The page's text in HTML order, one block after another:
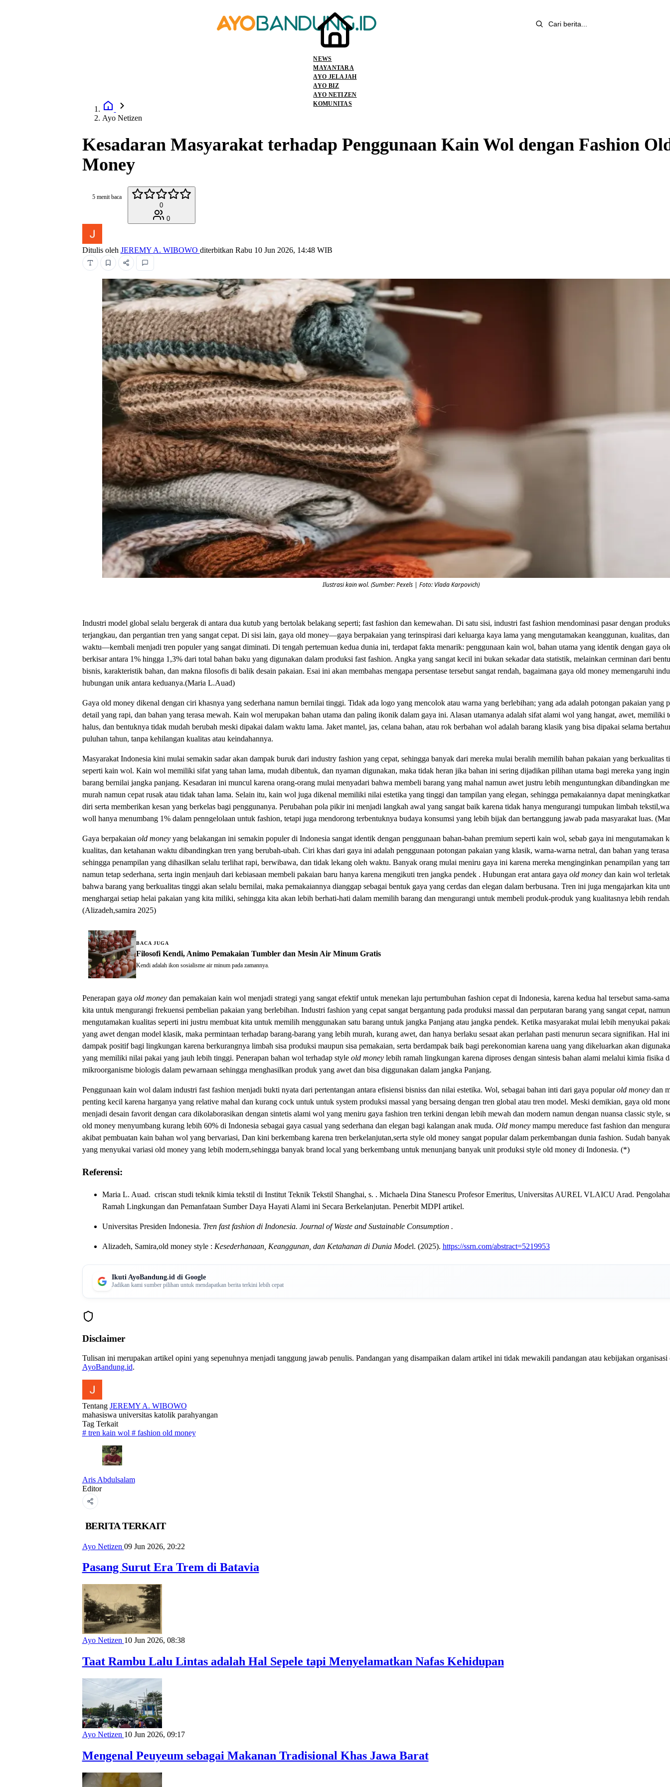
NEWS
MAYANTARA
AYO JELAJAH
AYO BIZ
AYO NETIZEN
KOMUNITAS
Ayo Netizen
Kesadaran Masyarakat terhadap Penggunaan Kain Wol dengan Fashion
Money
5 menit baca
0
0
Ditulis oleh JEREMY A. WIBOWO diterbitkan Rabu 10 Jun 2026, 14:48 WIB
Ilustrasi kain wol. (Sumber: Pexels | Foto: Vlada Karpovich)
Industri model global selalu bergerak di antara dua kutub yang bertolak belakang seperti; fast fashion dan kemewahan. Di satu sisi, industri fast fashion mendominasi pasar dengan
terjangkau, dan pergantian tren yang sangat cepat. Di sisi lain, gaya old money—gaya berpakaian yang terinspirasi dari keluarga kaya lama yang mengutamakan keanggunan, kualitas,
waktu—kembali menjadi tren populer yang sangat diminati. Di tengah pertemuan kedua dunia ini, terdapat fakta menarik: penggunaan kain wol, bahan utama yang identik dengan gaya
berkisar antara 1% hingga 1,3% dari total bahan baku yang digunakan dalam produksi fast fashion. Angka yang sangat kecil ini bukan sekadar data statistik, melainkan cerminan dari
bisnis, karakteristik bahan, dan makna filosofis di balik desain pakaian. Esai ini akan membahas mengapa persentase tersebut sangat rendah, bagaimana gaya old money memengaruhi
hubungan unik antara keduanya.(Maria L.Auad)
Gaya old money dikenal dengan ciri khasnya yang sederhana namun bernilai tinggi. Tidak ada logo yang mencolok atau warna yang berlebihan; yang ada adalah potongan pakaian yang
detail yang rapi, dan bahan yang terasa mewah. Kain wol merupakan bahan utama dan paling ikonik dalam gaya ini. Alasan utamanya adalah sifat alami wol yang hangat, awet, memiliki
halus, dan bentuknya tidak mudah berubah meski dipakai dalam waktu lama. Jaket mantel, jas, celana bahan, atau rok berbahan wol adalah barang klasik yang bisa dipakai selama
puluhan tahun, tanpa kehilangan kualitas atau keindahannya.
Masyarakat Indonesia kini mulai semakin sadar akan dampak buruk dari industry fashion yang cepat, sehingga banyak dari mereka mulai beralih memilih bahan pakaian yang berkualitas
seperti kain wol. Kain wol memiliki sifat yang tahan lama, mudah dibentuk, dan nyaman digunakan, maka tidak heran jika bahan ini sering dijadikan pilihan utama bagi mereka yang
barang bernilai jangka panjang. Kesadaran ini muncul karena orang-orang mulai menyadari bahwa membeli barang yang mahal namun awet justru lebih menguntungkan dibandingkan
murah namun cepat rusak atau tidak tahan lama. Selain itu, kain wol juga dikenal memiliki nilai estetika yang tinggi dan tampilan yang elegan, sehingga pemakaiannya dapat
diri serta memberikan kesan yang berkelas bagi penggunanya. Perubahan pola pikir ini menjadi langkah awal yang sangat baik karena tidak hanya mengurangi tumpukan limbah
woll hanya menumbang 1% dalam penngelolaan untuk fashion, tetapi juga mendorong terbentuknya budaya konsumsi yang lebih bijak dan bertanggung jawab pada masyarakat luas.
Gaya berpakaian old moneyyang belakangan ini semakin populer di Indonesia sangat identik dengan penggunaan bahan-bahan premium seperti kain wol, sebab gaya ini mengutamakan
kualitas, dan ketahanan waktu dibandingkan tren yang berubah-ubah. Ciri khas dari gaya ini adalah penggunaan potongan pakaian yang klasik, warna-warna netral, dan bahan yang
sehingga penampilan yang dihasilkan selalu terlihat rapi, berwibawa, dan tidak lekang oleh waktu. Banyak orang mulai meniru gaya ini karena mereka menginginkan penampilan yang
namun tetap sederhana, serta ingin menjauh dari kebiasaan membeli pakaian baru hanya karena mengikuti tren jangka pendek . Hubungan erat antara gaya old moneydan kain wol
bahwa barang yang berkualitas tinggi akan selalu bernilai, maka pemakaiannya dianggap sebagai bentuk gaya yang cerdas dan elegan dalam berbusana. Tren ini juga mengajarkan kita
menghargai setiap helai pakaian yang kita miliki, sehingga kita akan lebih berhati-hati dalam memilih barang dan mengurangi untuk membeli produk-produk yang kualitasnya lebih
(Alizadeh,samira 2025)
BACA JUGA
Filosofi Kendi, Animo Pemakaian Tumbler dan Mesin Air Minum Gratis
Kendi adalah ikon sosialisme air minum pada zamannya.
Penerapan gaya old moneydan pemakaian kain wol menjadi strategi yang sangat efektif untuk menekan laju pertumbuhan fashion cepat di Indonesia, karena kedua hal tersebut sama-
kita untuk mengurangi frekuensi pembelian pakaian yang berlebihan. Industri fashion yang cepat sangat bergantung pada produksi massal dan perputaran barang yang sangat cepat,
mengutamakan kualitas seperti ini justru membuat kita untuk memilih menggunakan satu barang untuk jangka Panjang atau jangka pendek. Ketika masyarakat mulai lebih menyukai
yang awet dengan model klasik, maka permintaan terhadap barang-barang yang lebih murah, kurang awet, dan hanya berlaku sesaat akan perlahan pasti menurun secara signifikan. Hal
dampak positif bagi lingkungan karena berkurangnya limbah sisa produksi maupun sisa pemakaian, serta berdampak baik bagi perekonomian karena uang yang dikeluarkan akan
yang memiliki nilai pakai yang jauh lebih tinggi. Penerapan bahan wol terhadap style old moneylebih ramah lingkungan karena diproses dengan sintesis bahan alami melalui kimia fisika
mikroorganisme biologis dalam pewarnaan sehingga menghasilkan produk yang awet dan bisa diggunakan dalam jangka Panjang.
Penggunaan kain wol dalam industri fast fashion menjadi bukti nyata dari pertentangan antara efisiensi bisniss dan nilai estetika. Wol, sebagai bahan inti dari gaya popularold moneydan
penting kecil karena harganya yang relative mahal dan kurang cock untuk untuk system produksi massal yang bersaing dengan tren global atau tren model. Meski demikian, gaya old
menjadi desain favorit dengan cara dikolaborasikan dengan sintetis alami wol yang meniru gaya fashion tren terkini dengan lebih mewah dan modern namun dengan nuansa classic style,
old money menyumbang kurang lebih 60% di Indonesia sebagai gaya casual yang sederhana dan elegan bagi kalangan anak muda. Old money mampu mereduce fast fashion dan
akibat pembuatan kain bahan wol yang bervariasi, Dan kini berkembang karena tren berkelanjutan,serta style old money sangat popular dalam perkembangan dunia fashion. Sudah
yang menyukai variasi old money yang lebih modern,sehingga banyak brand local yang berkembang untuk menunjang banyak unit produksi style old money di Indonesia. (*)
Referensi:
Maria L. Auad. criscan studi teknik kimia tekstil di Institut Teknik Tekstil Shanghai, s. . Michaela Dina Stanescu Profesor Emeritus, Universitas AUREL VLAICU Arad.
Ramah Lingkungan dan Pemanfataan Sumber Daya Hayati Alami ini Secara Berkelanjutan. Penerbit MDPI artikel.
Universitas Presiden Indonesia. Tren fast fashion di Indonesia. Journal of Waste and Sustainable Consumption .
Alizadeh, Samira,old money style : Kesederhanaan, Keanggunan, dan Ketahanan di Dunia Model. (2025). https://ssrn.com/abstract=5219953
Ikuti AyoBandung.id di Google
Jadikan kami sumber pilihan untuk mendapatkan berita terkini lebih cepat
Disclaimer
Tulisan ini merupakan artikel opini yang sepenuhnya menjadi tanggung jawab penulis. Pandangan yang disampaikan dalam artikel ini tidak mewakili pandangan atau kebijakan organisasi
AyoBandung.id.
Tentang JEREMY A. WIBOWO
mahasiswa universitas katolik parahyangan
Tag Terkait
# tren kain wol # fashion old money
Aris Abdulsalam
Editor
BERITA TERKAIT
Ayo Netizen 09 Jun 2026, 20:22
Pasang Surut Era Trem di Batavia
Ayo Netizen 10 Jun 2026, 08:38
Taat Rambu Lalu Lintas adalah Hal Sepele tapi Menyelamatkan Nafas Kehidupan
Ayo Netizen 10 Jun 2026, 09:17
Mengenal Peuyeum sebagai Makanan Tradisional Khas Jawa Barat